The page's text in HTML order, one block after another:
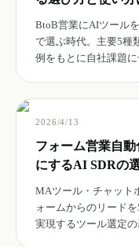
BtoB営業にAIツール
で選ぶ時代。主要5種
例をもとに自社課題
2026/4/13
フォーム営業自
にするAI SDRの
MAツール・チャット
ォームからのリード
実現するツール選定の